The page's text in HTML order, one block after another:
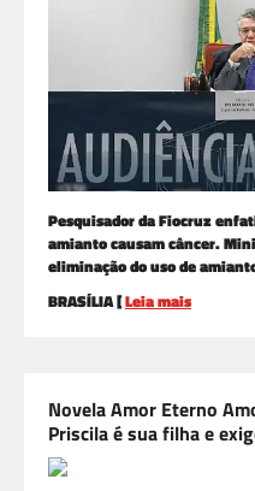
Pesquisador da Fiocruz
amianto causam câncer.
eliminação do uso de
BRASÍLIA [Leia mais
Novela Amor Eterno
Priscila é sua filha e